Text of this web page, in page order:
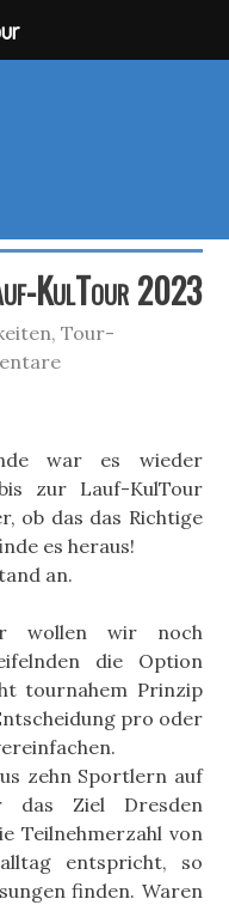
KulTour 2023
,Tour-
war es wieder
zur Lauf-KulTour
ob das das Richtige
es heraus!
an.
wollen wir noch
die Option
tournahem Prinzip
pro oder
zehn Sportlern auf
das Ziel Dresden
Teilnehmerzahl von
entspricht, so
finden. Waren